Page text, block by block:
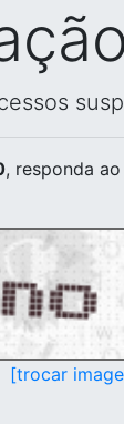
, responda
[trocar